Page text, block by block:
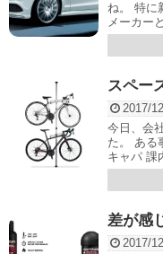
ね。 特に
メーカー
スペー
2017/
今日、会
た。 ある
キャパ 課
差が感
2017/